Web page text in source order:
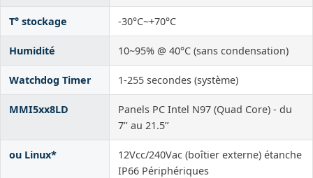
T° stockage -30°C~+70°C
Humidité 10~95% @ 40°C (sans condensation)
Watchdog Timer 1-255 secondes (système)
MMI5xx8LD
Panels PC Intel N97 (Quad Core) - du
7’’ au 21.5’’
ou Linux*
12Vcc/240Vac (boîtier externe) étanche
IP66 Périphériques